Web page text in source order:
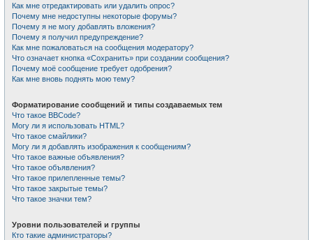
Как мне отредактировать или удалить опрос?
Почему мне недоступны некоторые форумы?
Почему я не могу добавлять вложения?
Почему я получил предупреждение?
Как мне пожаловаться на сообщения модератору?
Что означает кнопка «Сохранить» при создании сообщения?
Почему моё сообщение требует одобрения?
Как мне вновь поднять мою тему?
Форматирование сообщений и типы создаваемых тем
Что такое BBCode?
Могу ли я использовать HTML?
Что такое смайлики?
Могу ли я добавлять изображения к сообщениям?
Что такое важные объявления?
Что такое объявления?
Что такое прилепленные темы?
Что такое закрытые темы?
Что такое значки тем?
Уровни пользователей и группы
Кто такие администраторы?